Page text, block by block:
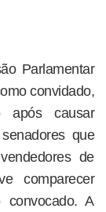
Parlamentar
convidado,
após causar
que
de
comparecer
convocado. A